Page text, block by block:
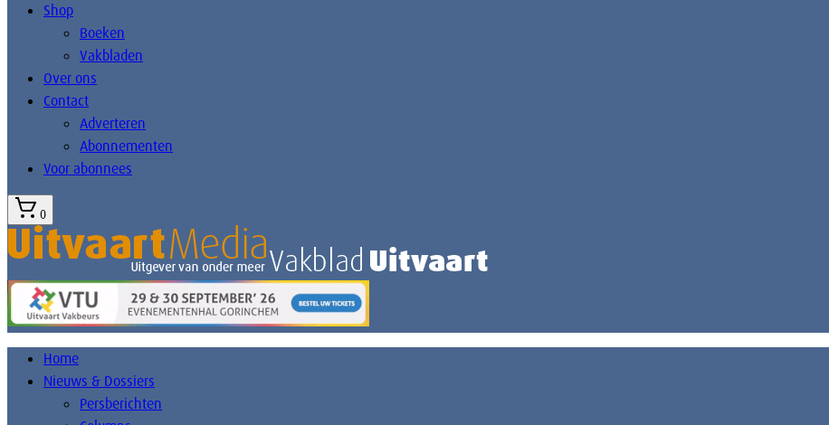
Shop
Boeken
Vakbladen
Over ons
Contact
Adverteren
Abonnementen
Voor abonnees
0
Home
Nieuws & Dossiers
Persberichten